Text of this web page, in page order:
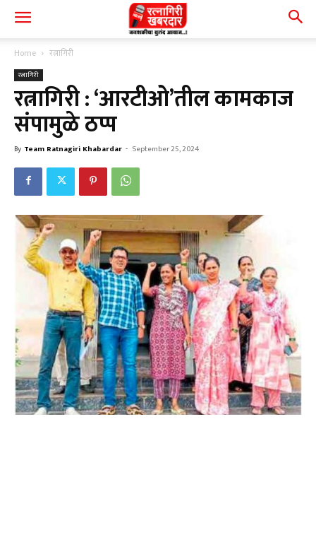
Home रत्नागिरी
रत्नागिरी
रत्नागिरी : ‘आरटीओ’तील कामकाज
संपामुळे ठप्प
By Team Ratnagiri Khabardar - September 25, 2024